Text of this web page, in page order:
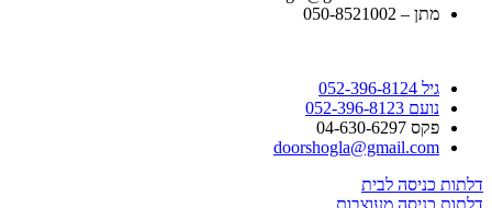
מתן –
050-8521002
גיל 052-396-8124
נועם 052-396-8123
פקס 04-630-6297
doorshogla@gmail.com
דלתות כניסה לבית